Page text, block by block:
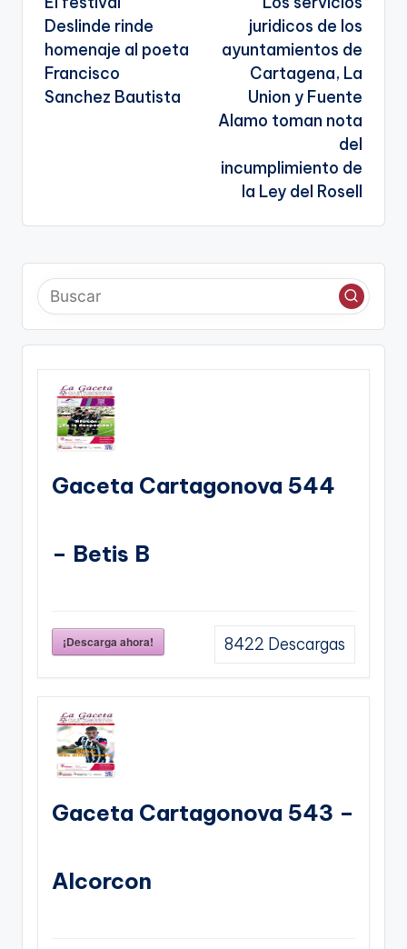
a
te
de
entradas
Deslinde rinde
homenaje al poeta
Francisco
Sanchez Bautista
juridicos de los
ayuntamientos de
Cartagena, La
Union y Fuente
Alamo toman nota
del
incumplimiento de
la Ley del Rosell
Gaceta Cartagonova 544
– Betis B
¡Descarga ahora! 8422 Descargas
Gaceta Cartagonova 543 –
Alcorcon